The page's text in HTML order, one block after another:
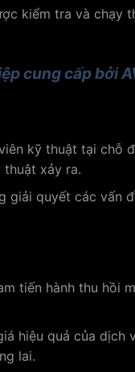
kiểm tra và chạy
cung cấp bởi
kỹ thuật tại chỗ
xảy ra.
quyết các vấn
tiến hành thu hồi
hiệu quả của dịch
lai.